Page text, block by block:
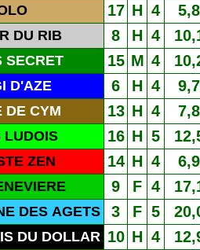
17 H 4
DU RIB 8 H 4
SECRET 15 M 4
D'AZE 6 H 4
DE CYM 13 H 4
LUDOIS 16 H 5
ZEN 14 H 4
9 F 4
DES AGETS 3 F 5
DU DOLLAR 10 H 4